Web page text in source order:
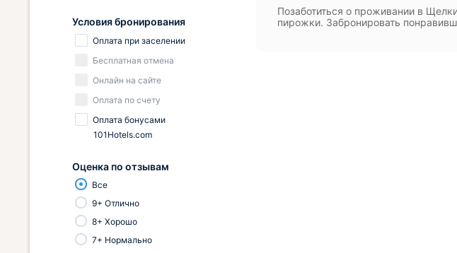
Позаботиться о проживании в
пирожки. Забронировать
Условия бронирования
Оплата при заселении
Бесплатная отмена
Онлайн на сайте
Оплата по счету
Оплата бонусами
101Hotels.com
Оценка по отзывам
Все
9+ Отлично
8+ Хорошо
7+ Нормально